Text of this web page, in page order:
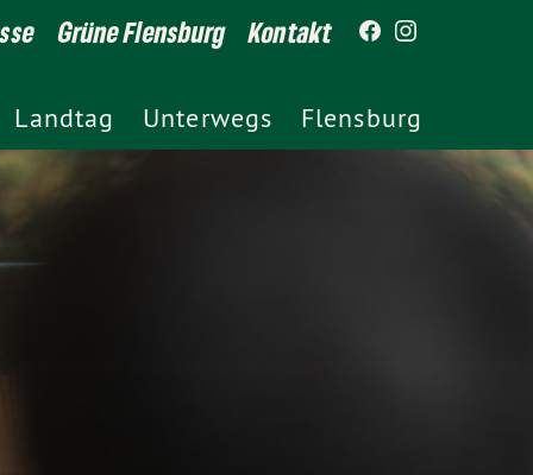
Grüne Flensburg Kontakt
Landtag Unterwegs Flensburg